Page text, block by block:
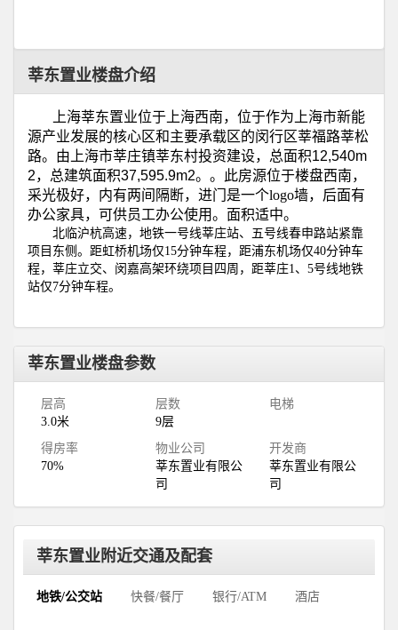
莘东置业楼盘介绍
上海莘东置业位于上海西南，位于作为‌‌上海市新能
源产业发展的核心区和主要承载区的闵行区莘福路莘松
路。由上海市莘庄镇莘东村投资建设，总面积12,540m
2，总建筑面积37,595.9m2。 。此房源位于楼盘西南，
采光极好，内有两间隔断，进门是一个logo墙，后面有
办公家具，可供员工办公使用。面积适中。
北临沪杭高速，地铁一号线莘庄站、五号线春申路站紧靠
项目东侧。距虹桥机场仅15分钟车程，距浦东机场仅40分钟车
程，莘庄立交、闵嘉高架环绕项目四周，距莘庄1、 5号线地铁
站仅7分钟车程。
莘东置业楼盘参数
层高
3.0米
层数
9层
电梯
得房率
70%
物业公司
莘东置业有限公
司
开发商
莘东置业有限公
司
莘东置业附近交通及配套
地铁/公交站 快餐/餐厅 银行/ATM 酒店